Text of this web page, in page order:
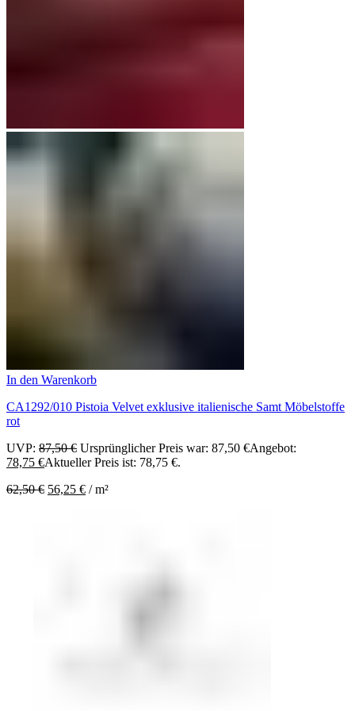
In den Warenkorb
CA1292/010 Pistoia Velvet exklusive italienische Samt Möbelstoffe
rot
UVP: 87,50€ Ursprünglicher Preis war: 87,50 €Angebot:
78,75 €Aktueller Preis ist: 78,75 €.
62,50€ 56,25 € /m²